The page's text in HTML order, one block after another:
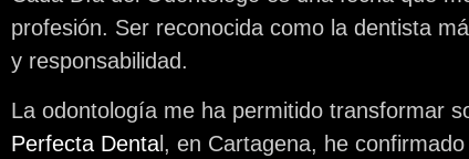
profesión. Ser reconocida como la dentista
y responsabilidad.
La odontología me ha permitido transformar
Perfecta Dental, en Cartagena, he